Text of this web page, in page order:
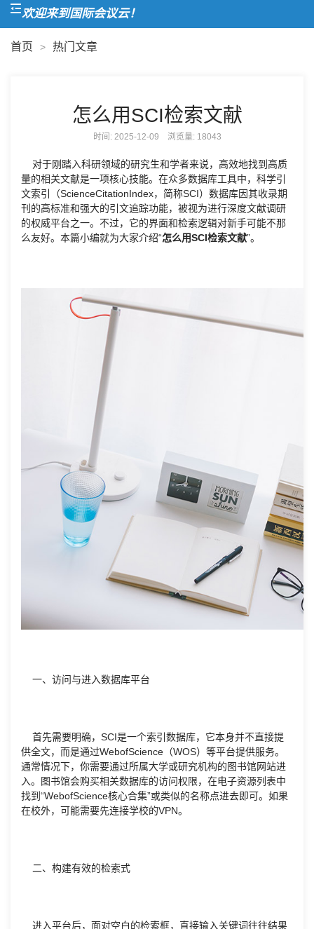
欢迎来到国际会议云！
首页 > 热门文章
怎么用SCI检索文献
时间: 2025-12-09 浏览量: 18043
对于刚踏入科研领域的研究生和学者来说，高效地找到高质
量的相关文献是一项核心技能。在众多数据库工具中，科学引
文索引（ScienceCitationIndex，简称SCI）数据库因其收录期
刊的高标准和强大的引文追踪功能，被视为进行深度文献调研
的权威平台之一。不过，它的界面和检索逻辑对新手可能不那
么友好。本篇小编就为大家介绍“怎么用SCI检索文献”。
一、访问与进入数据库平台
首先需要明确，SCI是一个索引数据库，它本身并不直接提
供全文，而是通过WebofScience（WOS）等平台提供服务。
通常情况下，你需要通过所属大学或研究机构的图书馆网站进
入。图书馆会购买相关数据库的访问权限，在电子资源列表中
找到“WebofScience核心合集”或类似的名称点进去即可。如果
在校外，可能需要先连接学校的VPN。
二、构建有效的检索式
进入平台后，面对空白的检索框，直接输入关键词往往结果